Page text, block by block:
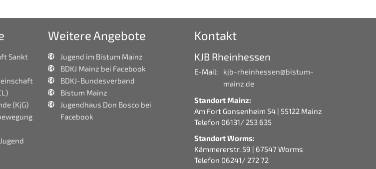
Sankt
(KjG)
Weitere Angebote
Jugend im Bistum Mainz
BDKJ Mainz bei Facebook
BDKJ-Bundesverband
Bistum Mainz
Jugendhaus Don Bosco bei
Facebook
Kontakt
KJB Rheinhessen
E-Mail:
kjb-rheinhessen@bistum-
mainz.de
Standort Mainz:
Am Fort Gonsenheim 54 | 55122 Mainz
Telefon 06131/ 253 635
Standort Worms:
Kämmererstr. 59 | 67547 Worms
Telefon 06241/ 272 72